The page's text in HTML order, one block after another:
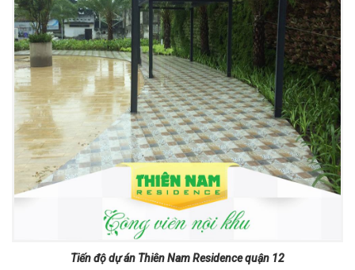
Tiến độ dự án Thiên Nam Residence quận 12